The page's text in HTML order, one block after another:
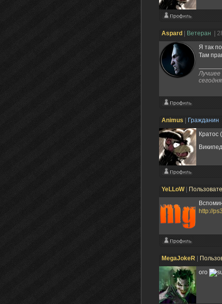
Aspard Ветеран |
Я так
Там
Лучшее
Animus Гражданин
Кратос
YeLLoW|
http://
MegaJokeR
ого